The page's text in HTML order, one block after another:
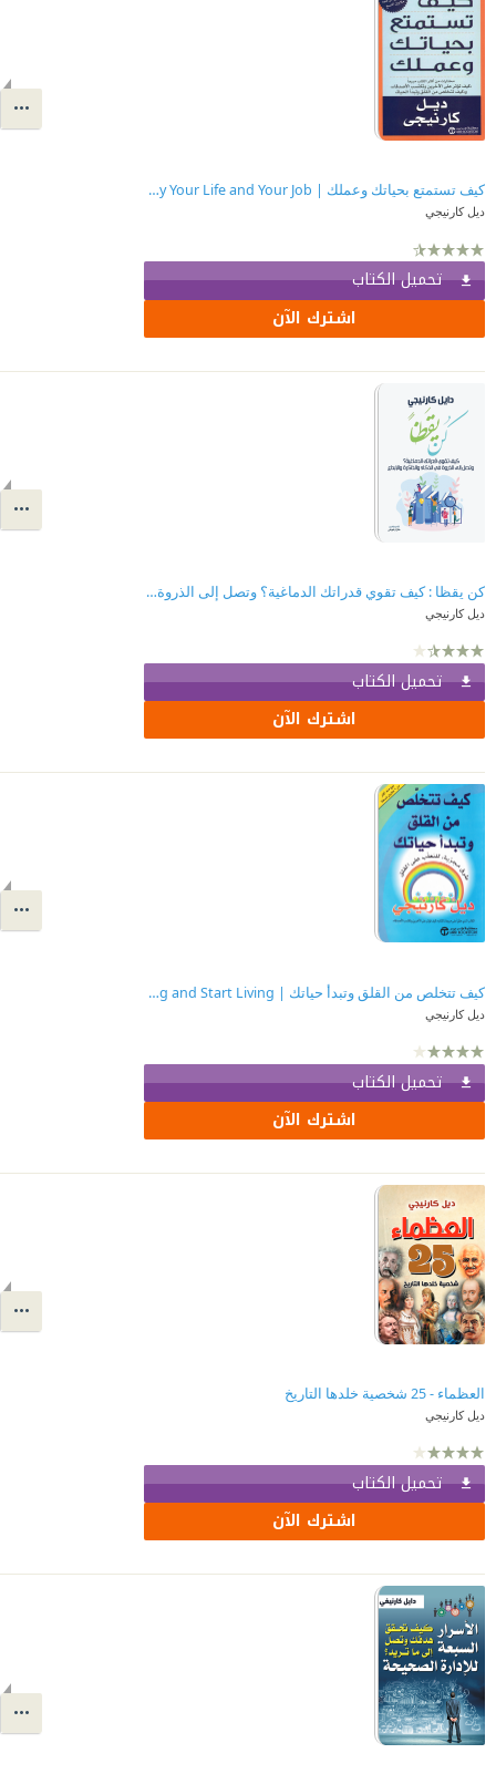
كيف تستمتع بحياتك وعملك | How to Enjoy Your Life and Your Job
ديل كارنيجي
تحميل الكتاب
اشترك الآن
كن يقظا : كيف تقوي قدراتك الدماغية؟ وتصل إلى الذروة في الذكاء والذاكرة والإبداع
ديل كارنيجي
تحميل الكتاب
اشترك الآن
‎كيف تتخلص من القلق وتبدأ حياتك | How to Stop Worrying and Start Living
ديل كارنيجي
تحميل الكتاب
اشترك الآن
العظماء - 25 شخصية خلدها التاريخ
ديل كارنيجي
تحميل الكتاب
اشترك الآن